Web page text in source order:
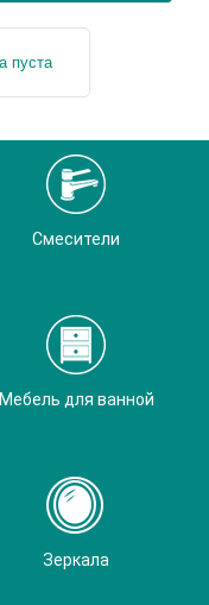
пуста
Смесители
Мебель для ванной
Зеркала